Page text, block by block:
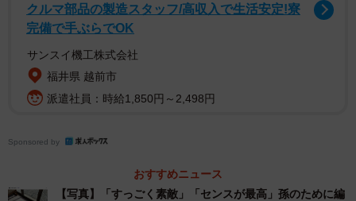
クルマ部品の製造スタッフ/高収入で生活安定!寮
完備で手ぶらでOK
サンスイ機工株式会社
福井県 越前市
派遣社員：時給1,850円～2,498円
Sponsored by
おすすめニュース
【写真】「すっごく素敵」「センスが最高」孫のために編